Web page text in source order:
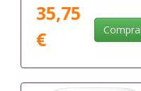
35,75
€